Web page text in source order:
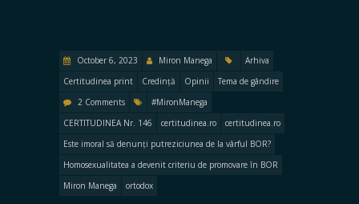
October 6, 2023 Miron Manega
Arhiva
Certitudinea print
Credință Opinii
Tema de gândire
2 Comments
#MironManega
CERTITUDINEA Nr. 146
certitudinea.ro
certitudinea.ro
Este imoral să denunți putreziciunea de la vârful BOR?
Homosexualitatea a devenit criteriu de promovare în BOR
Miron Manega
ortodox